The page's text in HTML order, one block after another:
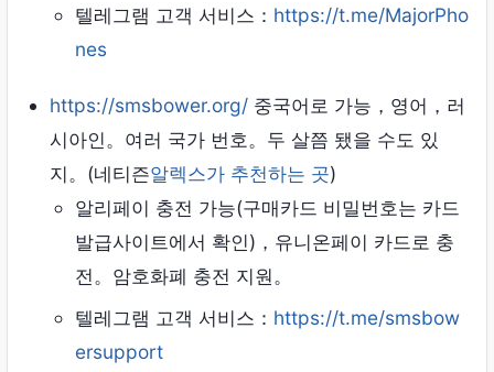
텔레그램 고객 서비스： https://t.me/MajorPho
nes
https://smsbower.org/ 중국어로 가능，영어，러
시아인。여러 국가 번호。두 살쯤 됐을 수도 있
지。(네티즌알렉스가 추천하는 곳)
알리페이 충전 가능(구매카드 비밀번호는 카드
발급사이트에서 확인)，유니온페이 카드로 충
전。암호화폐 충전 지원。
텔레그램 고객 서비스： https://t.me/smsbow
ersupport